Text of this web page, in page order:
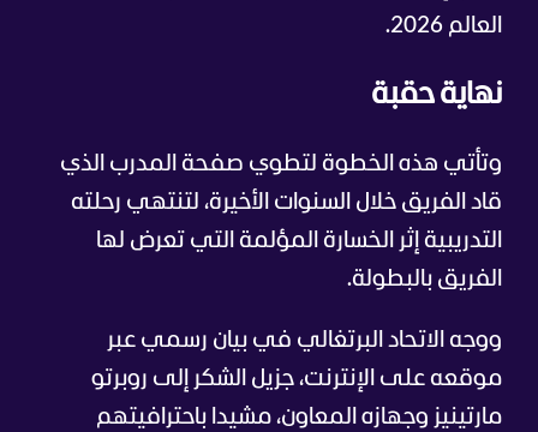
العالم 2026.
نهاية حقبة
وتأتي هذه الخطوة لتطوي صفحة المدرب الذي
قاد الفريق خلال السنوات الأخيرة، لتنتهي رحلته
التدريبية إثر الخسارة المؤلمة التي تعرض لها
الفريق بالبطولة.
ووجه الاتحاد البرتغالي في بيان رسمي عبر
موقعه على الإنترنت، جزيل الشكر إلى روبرتو
مارتينيز وجهازه المعاون، مشيدا باحترافيتهم